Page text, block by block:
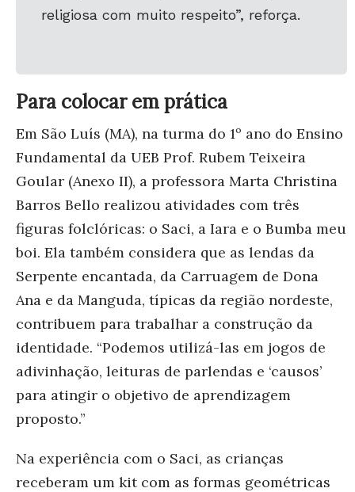
religiosa com muito respeito”, reforça.
Para colocar em prática
Em São Luís (MA), na turma do 1º ano do Ensino
Fundamental da UEB Prof. Rubem Teixeira
Goular (Anexo II), a professora Marta Christina
Barros Bello realizou atividades com três
figuras folclóricas: o Saci, a Iara e o Bumba meu
boi. Ela também considera que as lendas da
Serpente encantada, da Carruagem de Dona
Ana e da Manguda, típicas da região nordeste,
contribuem para trabalhar a construção da
identidade. “Podemos utilizá-las em jogos de
adivinhação, leituras de parlendas e ‘causos’
para atingir o objetivo de aprendizagem
proposto.”
Na experiência com o Saci, as crianças
receberam um kit com as formas geométricas